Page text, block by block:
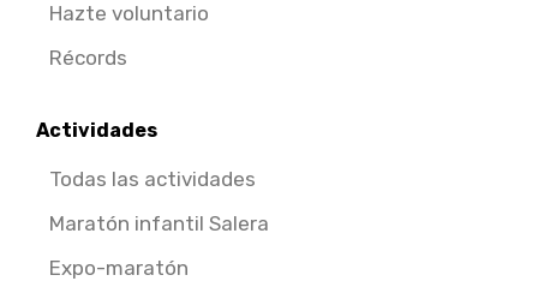
Hazte voluntario
Récords
Actividades
Todas las actividades
Maratón infantil Salera
Expo-maratón